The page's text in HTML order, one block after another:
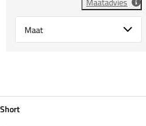
Select {option} for {name}